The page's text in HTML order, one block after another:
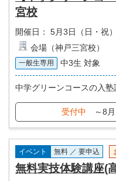
宮校
開催日：
5月3日（日・祝
会場（神戸三宮校）
一般生専用 中3生 対象
中学グリーンコースの入
受付中 ～8
イベント 無料 ／ 要申込
無料実技体験講座(